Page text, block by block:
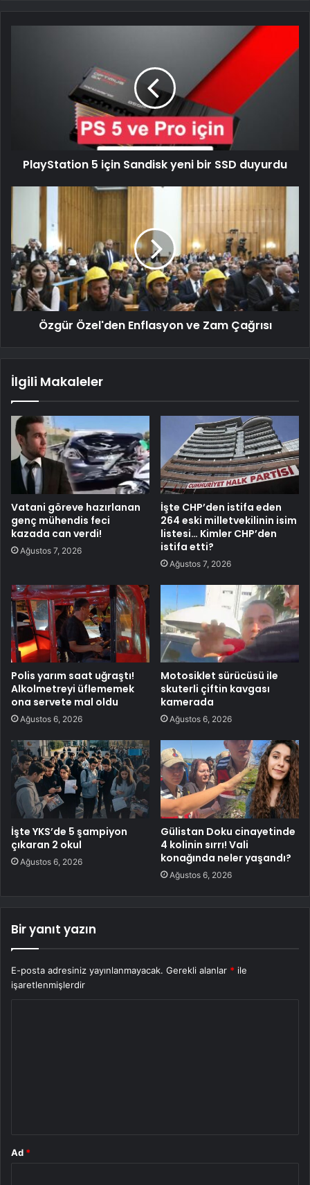
PlayStation 5 için Sandisk yeni bir SSD duyurdu
Özgür Özel'den Enflasyon ve Zam Çağrısı
İlgili Makaleler
Vatani göreve hazırlanan
genç mühendis feci
kazada can verdi!
Ağustos 7, 2026
İşte CHP’den istifa eden
264 eski milletvekilinin isim
listesi… Kimler CHP’den
istifa etti?
Ağustos 7, 2026
Polis yarım saat uğraştı!
Alkolmetreyi üflememek
ona servete mal oldu
Ağustos 6, 2026
Motosiklet sürücüsü ile
skuterli çiftin kavgası
kamerada
Ağustos 6, 2026
İşte YKS’de 5 şampiyon
çıkaran 2 okul
Ağustos 6, 2026
Gülistan Doku cinayetinde
4 kolinin sırrı! Vali
konağında neler yaşandı?
Ağustos 6, 2026
Bir yanıt yazın
E-posta adresiniz yayınlanmayacak. Gerekli alanlar * ile
işaretlenmişlerdir
Ad *